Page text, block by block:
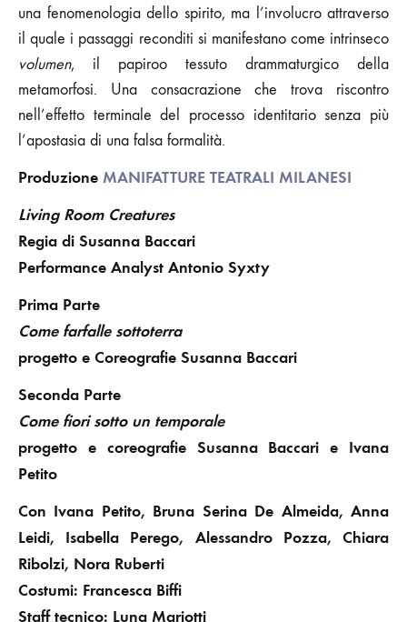
una fenomenologia dello spirito, ma l’involucro attraverso
il quale i passaggi reconditi si manifestano come intrinseco
volumen, il papiroo tessuto drammaturgico della
metamorfosi. Una consacrazione che trova riscontro
nell’effetto terminale del processo identitario senza più
l’apostasia di una falsa formalità.
Produzione MANIFATTURE TEATRALI MILANESI
Living Room Creatures
Regia di Susanna Baccari
Performance Analyst Antonio Syxty
Prima Parte
Come farfalle sottoterra
progetto e Coreografie Susanna Baccari
Seconda Parte
Come fiori sotto un temporale
progetto e coreografie Susanna Baccari e Ivana
Petito
Con Ivana Petito, Bruna Serina De Almeida, Anna
Leidi, Isabella Perego, Alessandro Pozza, Chiara
Ribolzi, Nora Ruberti
Costumi: Francesca Biffi
Staff tecnico: Luna Mariotti